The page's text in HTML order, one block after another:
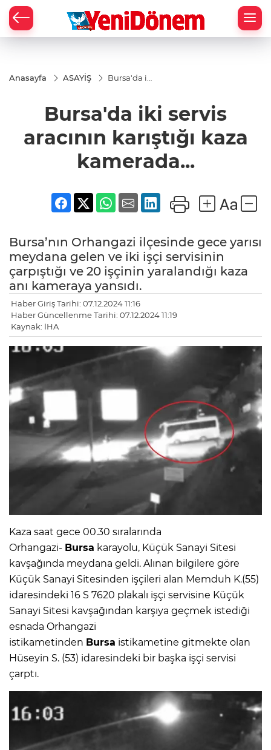
Anasayfa ASAYİŞ
Bursa'da iki
karıştığı
kaza
Bursa'da iki servis
aracının karıştığı kaza
kamerada...
Bursa’nın Orhangazi ilçesinde gece yarısı
meydana gelen ve iki işçi servisinin
çarpıştığı ve 20 işçinin yaralandığı kaza
anı kameraya yansıdı.
Haber Giriş Tarihi: 07.12.2024 11:16
Haber Güncellenme Tarihi: 07.12.2024 11:19
Kaynak: İHA
Kaza saat gece 00.30 sıralarında
Orhangazi- Bursa karayolu, Küçük Sanayi Sitesi
kavşağında meydana geldi. Alınan bilgilere göre
Küçük Sanayi Sitesinden işçileri alan Memduh K.(55)
idaresindeki 16 S 7620 plakalı işçi servisine Küçük
Sanayi Sitesi kavşağından karşıya geçmek istediği
esnada Orhangazi
istikametinden Bursa istikametine gitmekte olan
Hüseyin S. (53) idaresindeki bir başka işçi servisi
çarptı.